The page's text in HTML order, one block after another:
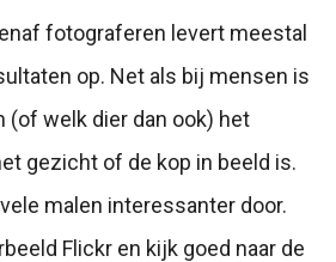
fotograferen levert meestal
op. Net als bij mensen is
(of welk dier dan ook) het
gezicht of de kop in beeld is.
malen interessanter door.
Flickr en kijk goed naar de